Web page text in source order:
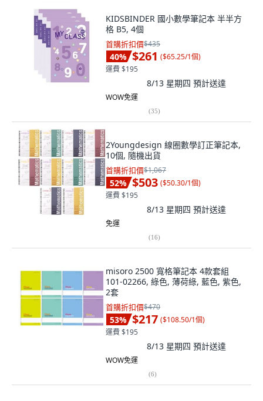
KIDSBINDER 國小數學筆記本 半半方
格 B5, 4個
首購折扣價$435
40% $261 ($65.25/1個)
運費 $195
8/13 星期四 預計送達
WOW免運
(35)
2Youngdesign 線圈數學訂正筆記本,
10個, 隨機出貨
首購折扣價$1,067
52% $503 ($50.30/1個)
運費 $195
8/13 星期四 預計送達
免運
(16)
misoro 2500 寬格筆記本 4款套組
101-02266, 綠色, 薄荷綠, 藍色, 紫色,
2套
首購折扣價$470
53% $217 ($108.50/1個)
運費 $195
8/13 星期四 預計送達
WOW免運
(6)